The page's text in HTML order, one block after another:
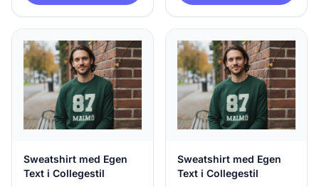
Sweatshirt med Egen
Text i Collegestil
Sweatshirt med Egen
Text i Collegestil